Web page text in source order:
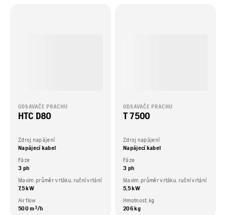
ODSAVAČE PRACHU
HTC D80
Zdroj napájení
Napájecí kabel
Fáze
3 ph
Maxim. průměr vrtáku, ruční vrtání
7,5 kW
Air flow
500 m³/h
ODSAVAČE PRACHU
T 7500
Zdroj napájení
Napájecí kabel
Fáze
3 ph
Maxim. průměr vrtáku, ruční vrtání
5,5 kW
Hmotnost, kg
206 kg